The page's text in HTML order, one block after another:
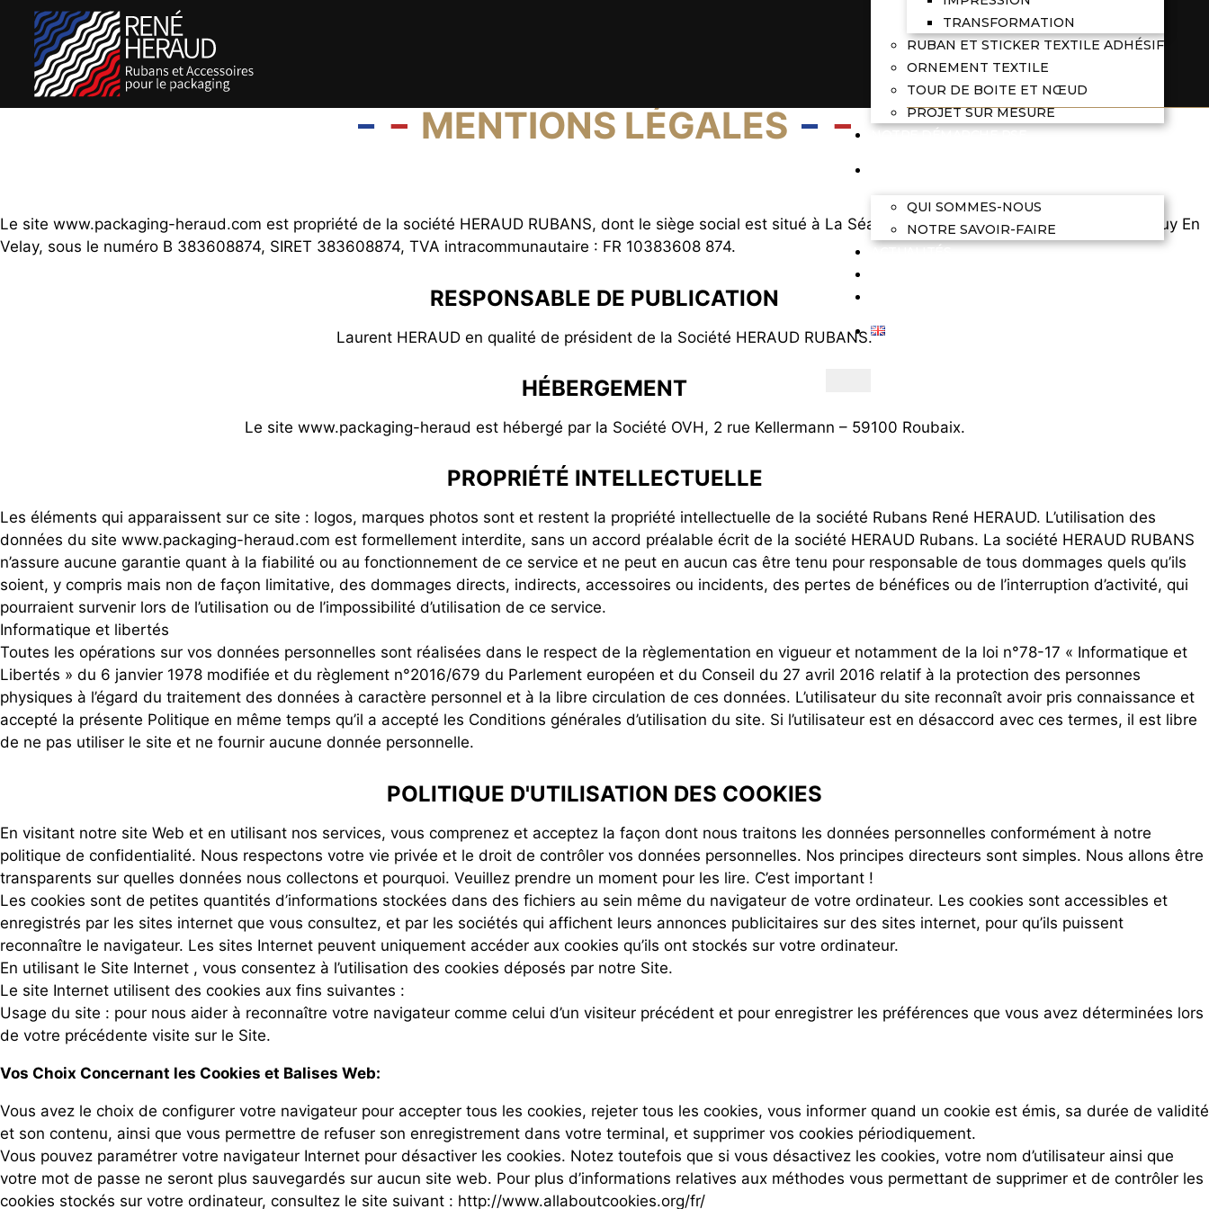
TRANSFORMATION
RUBAN ET STICKER TEXTILE ADHÉSIF
ORNEMENT TEXTILE
TOUR DE BOITE ET NŒUD
PROJET SUR MESURE
QUI SOMMES-NOUS
NOTRE SAVOIR-FAIRE
MENTIONS LÉGALES
Le site www.packaging-heraud.com est propriété de la société HERAUD RUBANS, dont le siège social est situé à La Séauve (43140), immatriculée au RCS du Puy En
Velay, sous le numéro B 383608874, SIRET 383608874, TVA intracommunautaire : FR 10383608 874.
RESPONSABLE DE PUBLICATION
Laurent HERAUD en qualité de président de la Société HERAUD RUBANS.
HÉBERGEMENT
Le site www.packaging-heraud est hébergé par la Société OVH, 2 rue Kellermann – 59100 Roubaix.
PROPRIÉTÉ INTELLECTUELLE
Les éléments qui apparaissent sur ce site : logos, marques photos sont et restent la propriété intellectuelle de la société Rubans René HERAUD. L’utilisation des
données du site www.packaging-heraud.com est formellement interdite, sans un accord préalable écrit de la société HERAUD Rubans. La société HERAUD RUBANS
n’assure aucune garantie quant à la fiabilité ou au fonctionnement de ce service et ne peut en aucun cas être tenu pour responsable de tous dommages quels qu’ils
soient, y compris mais non de façon limitative, des dommages directs, indirects, accessoires ou incidents, des pertes de bénéfices ou de l’interruption d’activité, qui
pourraient survenir lors de l’utilisation ou de l’impossibilité d’utilisation de ce service.
Informatique et libertés
Toutes les opérations sur vos données personnelles sont réalisées dans le respect de la règlementation en vigueur et notamment de la loi n°78-17 « Informatique et
Libertés » du 6 janvier 1978 modifiée et du règlement n°2016/679 du Parlement européen et du Conseil du 27 avril 2016 relatif à la protection des personnes
physiques à l’égard du traitement des données à caractère personnel et à la libre circulation de ces données. L’utilisateur du site reconnaît avoir pris connaissance et
accepté la présente Politique en même temps qu’il a accepté les Conditions générales d’utilisation du site. Si l’utilisateur est en désaccord avec ces termes, il est libre
de ne pas utiliser le site et ne fournir aucune donnée personnelle.
POLITIQUE D'UTILISATION DES COOKIES
En visitant notre site Web et en utilisant nos services, vous comprenez et acceptez la façon dont nous traitons les données personnelles conformément à notre
politique de confidentialité. Nous respectons votre vie privée et le droit de contrôler vos données personnelles. Nos principes directeurs sont simples. Nous allons être
transparents sur quelles données nous collectons et pourquoi. Veuillez prendre un moment pour les lire. C’est important !
Les cookies sont de petites quantités d’informations stockées dans des fichiers au sein même du navigateur de votre ordinateur. Les cookies sont accessibles et
enregistrés par les sites internet que vous consultez, et par les sociétés qui affichent leurs annonces publicitaires sur des sites internet, pour qu’ils puissent
reconnaître le navigateur. Les sites Internet peuvent uniquement accéder aux cookies qu’ils ont stockés sur votre ordinateur.
En utilisant le Site Internet , vous consentez à l’utilisation des cookies déposés par notre Site.
Le site Internet utilisent des cookies aux fins suivantes :
Usage du site : pour nous aider à reconnaître votre navigateur comme celui d’un visiteur précédent et pour enregistrer les préférences que vous avez déterminées lors
de votre précédente visite sur le Site.
Vos Choix Concernant les Cookies et Balises Web:
Vous avez le choix de configurer votre navigateur pour accepter tous les cookies, rejeter tous les cookies, vous informer quand un cookie est émis, sa durée de validité
et son contenu, ainsi que vous permettre de refuser son enregistrement dans votre terminal, et supprimer vos cookies périodiquement.
Vous pouvez paramétrer votre navigateur Internet pour désactiver les cookies. Notez toutefois que si vous désactivez les cookies, votre nom d’utilisateur ainsi que
votre mot de passe ne seront plus sauvegardés sur aucun site web. Pour plus d’informations relatives aux méthodes vous permettant de supprimer et de contrôler les
cookies stockés sur votre ordinateur, consultez le site suivant : http://www.allaboutcookies.org/fr/